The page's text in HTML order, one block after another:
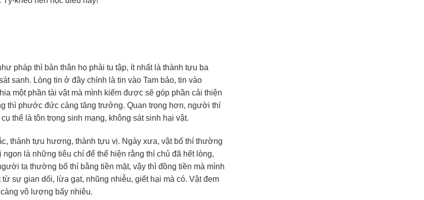
pháp thì bản thân họ phải tu tập, ít nhất là thành tựu ba
sanh. Lòng tin ở đây chính là tin vào Tam bảo, tin vào
một phần tài vật mà mình kiếm được sẽ góp phần cải thiện
thì phước đức càng tăng trưởng. Quan trọng hơn, người thí
thể là tôn trọng sinh mạng, không sát sinh hại vật.
thành tựu hương, thành tựu vị. Ngày xưa, vật bố thí thường
là những tiêu chí để thể hiện rằng thí chủ đã hết lòng,
ta thường bố thí bằng tiền mặt, vậy thì đồng tiền mà mình
sự gian dối, lừa gạt, nhũng nhiễu, giết hại mà có. Vật đem
vô lượng bấy nhiêu.